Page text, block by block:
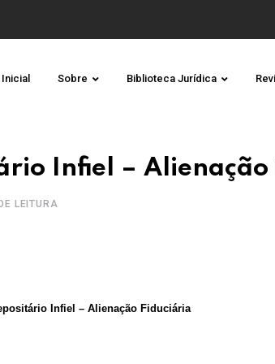
Sobre Biblioteca Jurídica
Infiel –
LEITURA
Infiel – Alienação Fiduciária